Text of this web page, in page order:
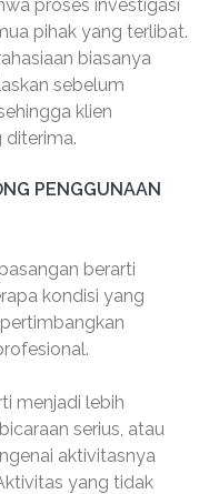
proses investigasi
pihak yang terlibat.
biasanya
sebelum
klien
diterima.
PENGGUNAAN
berarti
kondisi yang
menjadi lebih
serius, atau
aktivitasnya
yang tidak